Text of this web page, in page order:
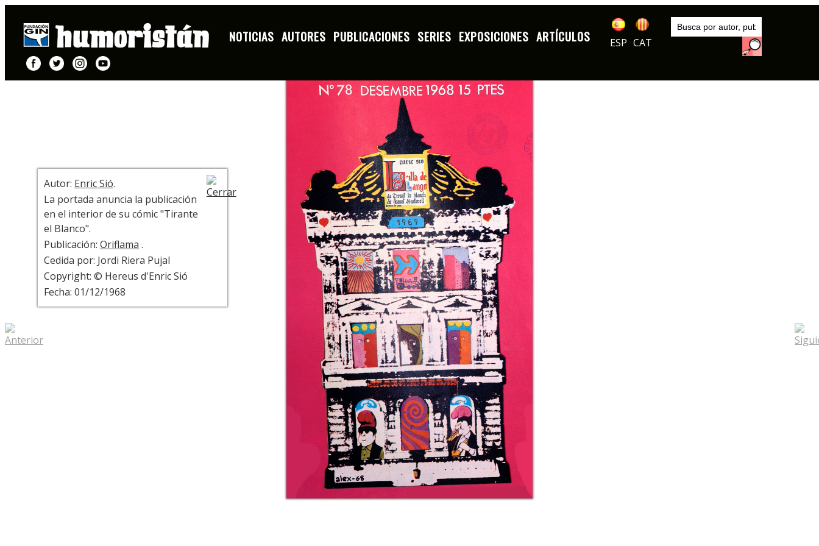
NOTICIAS AUTORES PUBLICACIONES SERIES EXPOSICIONES ARTÍCULOS ESP CAT
+ INFO
Autor: Enric Sió.
La portada anuncia la publicación
en el interior de su cómic "Tirante
el Blanco".
Publicación:Oriflama .
Cedida por: Jordi Riera Pujal
Copyright: © Hereus d'Enric Sió
Fecha: 01/12/1968